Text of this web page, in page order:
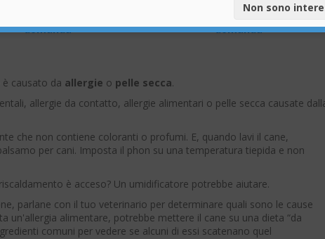
domanda
Una o più risposte a questa
domanda
causato da allergie o pelle secca.
allergie da contatto, allergie alimentari o pelle secca causate
che non contiene coloranti o profumi. E, quando lavi il cane,
per cani. Imposta il phon su una temperatura tiepida e non
è acceso? Un umidificatore potrebbe aiutare.
parlane con il tuo veterinario per determinare quali sono le cause
un'allergia alimentare, potrebbe mettere il cane su una dieta “da
comuni per vedere se alcuni di essi scatenano quel
Non sono